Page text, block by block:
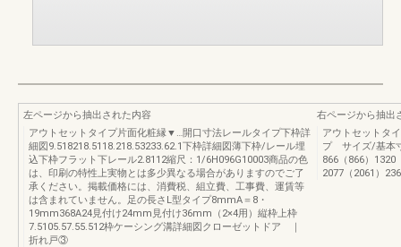
左ページから抽出された内容
アウトセットタイプ片面化粧縁▼…開口寸法レールタイプ下枠詳
細図9.518218.5118.218.53233.62.1下枠詳細図薄下枠/レール埋
込下枠フラット下レール2.8112縮尺：1/6H096G10003商品の色
は、印刷の特性上実物とは多少異なる場合がありますのでご了
承ください。掲載価格には、消費税、組立費、工事費、運賃等
は含まれていません。足の長さL型タイプ8mmA＝8・
19mm368A24見付け24mm見付け36mm（2×4用）縦枠上枠
7.5105.57.55.512枠ケーシング溝詳細図クローゼットドア ｜
折れ戸③
右ページから抽出
アウトセットタ
プ サイズ/基本
866（866）1320
2077（2061）